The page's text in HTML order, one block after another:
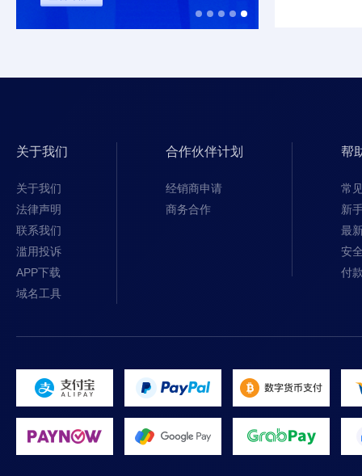
关于我们
关于我们
法律声明
联系我们
滥用投诉
APP下载
域名工具
合作伙伴计划
经销商申请
商务合作
帮
常
新
最
安
付